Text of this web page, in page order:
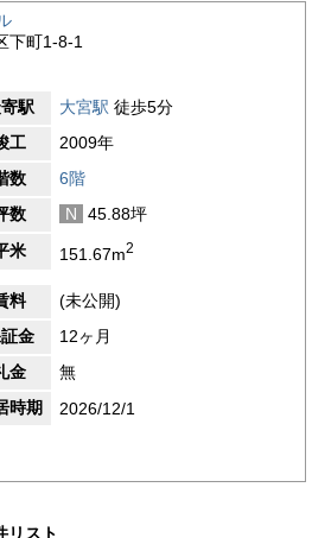
下町1-8-1
駅 大宮駅 徒歩5分
工
2009年
数
6階
数
N
45.88坪
米
151.67m2
料
(未公開)
金
12ヶ月
金
無
時期
2026/12/1
リスト